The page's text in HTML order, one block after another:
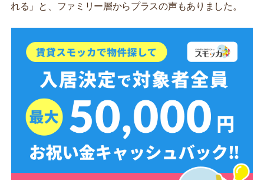
れる」と、ファミリー層からプラスの声もありました。